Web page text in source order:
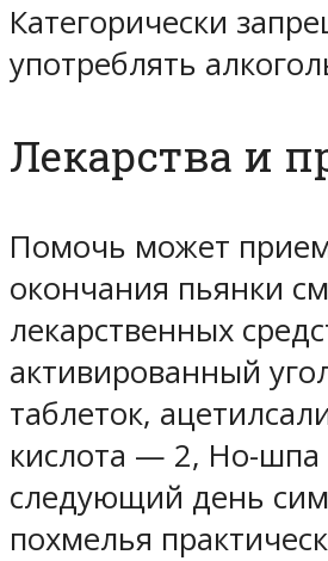
Категорически
употреблять
Лекарства и
Помочь может прием
окончания пьянки
лекарственных
активированный
таблеток,
кислота — 2, Но-
следующий день
похмелья